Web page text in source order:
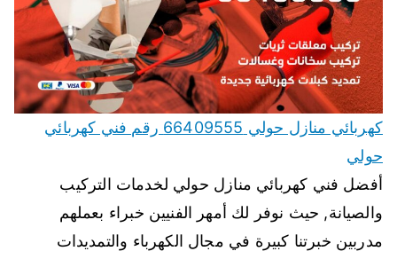
كهربائي منازل حولي 66409555 رقم فني كهربائي
حولي
أفضل فني كهربائي منازل حولي لخدمات التركيب
والصيانة, حيث نوفر لك أمهر الفنيين خبراء بعملهم
مدربين خبرتنا كبيرة في مجال الكهرباء والتمديدات